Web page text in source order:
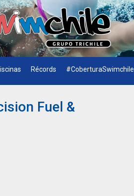
Récords #CoberturaSwimchile
Fuel &